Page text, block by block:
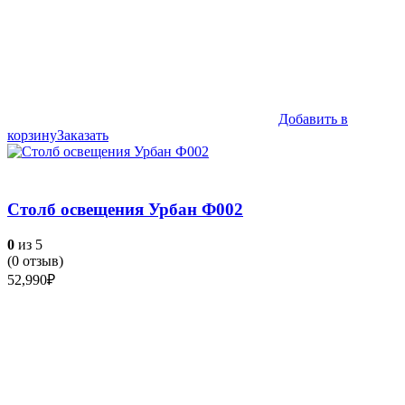
Добавить в
корзинуЗаказать
Столб освещения Урбан Ф002
0 из 5
(0 отзыв)
52,990₽